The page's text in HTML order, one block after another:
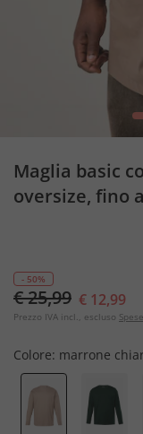
Maglia basic
oversize, fino
- 50%
€ 25,99 € 12,99
Prezzo IVA incl., escluso
Colore: marrone